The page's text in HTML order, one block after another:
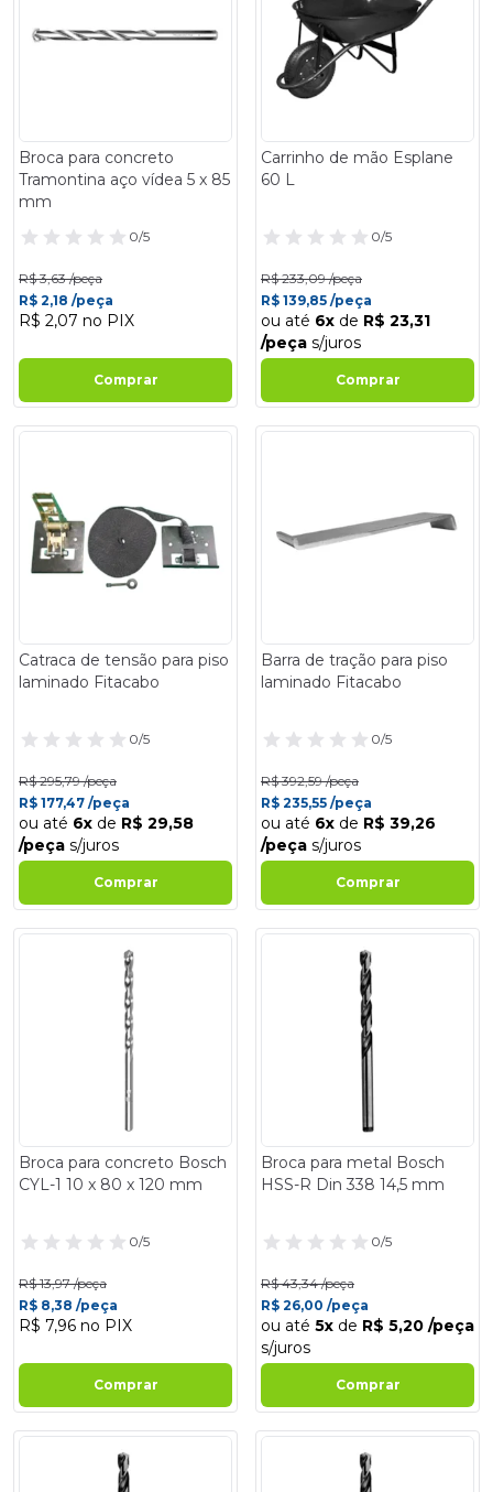
Broca para concreto
Tramontina aço vídea 5 x 85
mm
0/5
R$ 3,63 /peça
R$ 2,18 /peça
R$ 2,07 no PIX
Comprar
Carrinho de mão Esplane
60 L
0/5
R$ 233,09 /peça
R$ 139,85 /peça
ou até 6x de R$ 23,31
/peça s/juros
Comprar
Catraca de tensão para piso
laminado Fitacabo
0/5
R$ 295,79 /peça
R$ 177,47 /peça
ou até 6x de R$ 29,58
/peça s/juros
Comprar
Barra de tração para piso
laminado Fitacabo
0/5
R$ 392,59 /peça
R$ 235,55 /peça
ou até 6x de R$ 39,26
/peça s/juros
Comprar
Broca para concreto Bosch
CYL-1 10 x 80 x 120 mm
0/5
R$ 13,97 /peça
R$ 8,38 /peça
R$ 7,96 no PIX
Comprar
Broca para metal Bosch
HSS-R Din 338 14,5 mm
0/5
R$ 43,34 /peça
R$ 26,00 /peça
ou até 5x de R$ 5,20 /peça
s/juros
Comprar